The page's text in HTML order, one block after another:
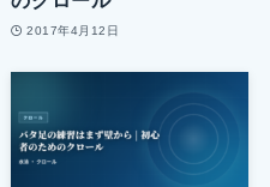
2017年4月12日